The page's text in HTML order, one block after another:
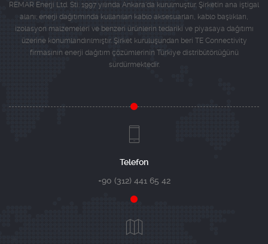
REMAR Enerji Ltd. Sti. 1997 yılında Ankara'da kurulmuştur. Şirketin ana iştigal
alanı; enerji dağıtımında kullanılan kablo aksesuarları, kablo başlıkları,
izolasyon malzemeleri ve benzeri ürünlerin tedariki ve piyasaya dağıtımı
üzerine konumlandırılmıştır. Şirket kuruluşundan beri TE Connectivity
firmasının enerji dağıtım çözümlerinin Türkiye distribütörlüğünü
sürdürmektedir.
Telefon
+90 (312) 441 65 42